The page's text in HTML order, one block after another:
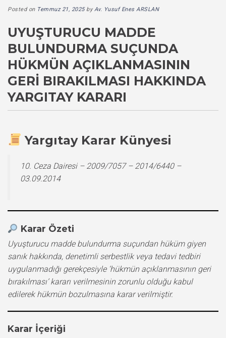
Posted on Temmuz 21, 2025byAv. Yusuf Enes ARSLAN
UYUŞTURUCU MADDE
BULUNDURMA SUÇUNDA
HÜKMÜN AÇIKLANMASININ
GERI BIRAKILMASI HAKKINDA
YARGITAY KARARI
Yargıtay Karar Künyesi
10. Ceza Dairesi – 2009/7057 – 2014/6440 –
03.09.2014
Karar Özeti
Uyuşturucu madde bulundurma suçundan hüküm giyen
sanık hakkında, denetimli serbestlik veya tedavi tedbiri
uygulanmadığı gerekçesiyle ‘hükmün açıklanmasının geri
bırakılması’ kararı verilmesinin zorunlu olduğu kabul
edilerek hükmün bozulmasına karar verilmiştir.
Karar İçeriği